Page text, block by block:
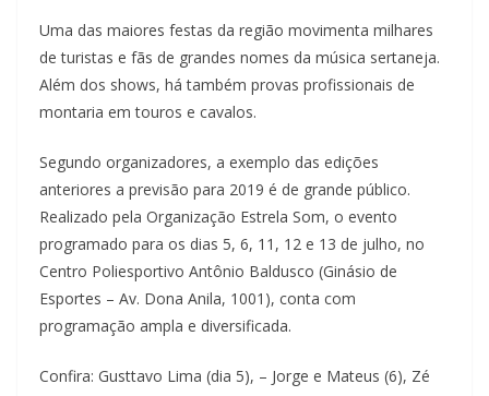
Uma das maiores festas da região movimenta milhares
de turistas e fãs de grandes nomes da música sertaneja.
Além dos shows, há também provas profissionais de
montaria em touros e cavalos.
Segundo organizadores, a exemplo das edições
anteriores a previsão para 2019 é de grande público.
Realizado pela Organização Estrela Som, o evento
programado para os dias 5, 6, 11, 12 e 13 de julho, no
Centro Poliesportivo Antônio Baldusco (Ginásio de
Esportes – Av. Dona Anila, 1001), conta com
programação ampla e diversificada.
Confira: Gusttavo Lima (dia 5), – Jorge e Mateus (6), Zé